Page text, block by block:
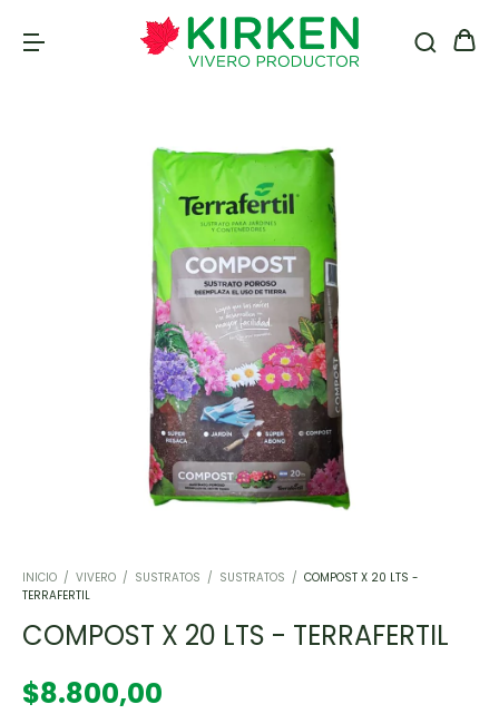
INICIO / VIVERO / SUSTRATOS / SUSTRATOS / COMPOST X 20 LTS -
TERRAFERTIL
COMPOST X 20 LTS - TERRAFERTIL
$8.800,00